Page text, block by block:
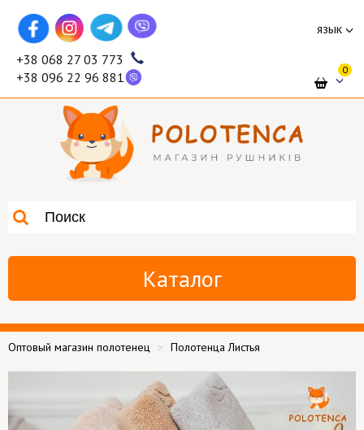
язык
+38 068 27 03 773
+38 096 22 96 881
0
Каталог
Оптовый магазин полотенец Полотенца Листья